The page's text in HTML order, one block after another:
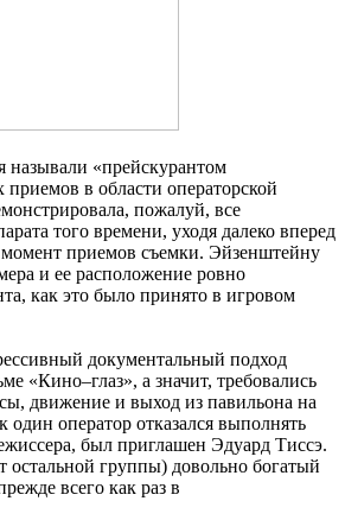
называли «прейскурантом
в области операторской
пожалуй, все
того времени, уходя далеко вперед
приемов съемки. Эйзенштейну
и ее расположение ровно
как это было принято в игровом
документальный подход
«Кино–глаз», а значит, требовались
движение и выход из павильона на
один оператор отказался выполнять
был приглашен Эдуард Тиссэ.
остальной группы) довольно богатый
всего как раз в